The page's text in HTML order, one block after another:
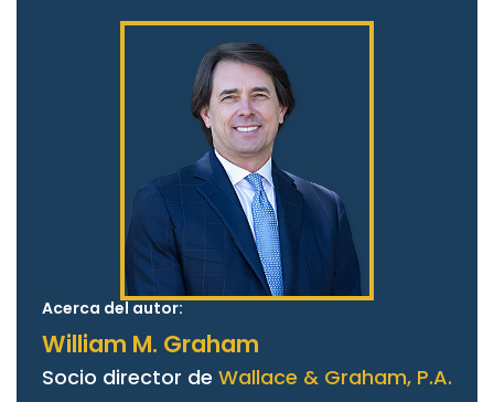
Acerca del autor:
William M. Graham
Socio director de Wallace & Graham, P.A.